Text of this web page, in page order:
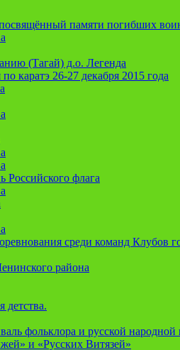
памяти погибших
(Тагай) д.о. Легенда
каратэ 26-27 декабря 2015 года
флага
среди команд Клубов
района
детства.
фольклора и русской народной
и «Русских Витязей»